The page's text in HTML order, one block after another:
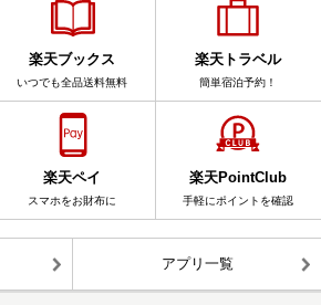
楽天ブックス
いつでも全品送料無料
楽天トラベル
簡単宿泊予約！
楽天ペイ
スマホをお財布に
楽天PointClub
手軽にポイントを確認
アプリ一覧